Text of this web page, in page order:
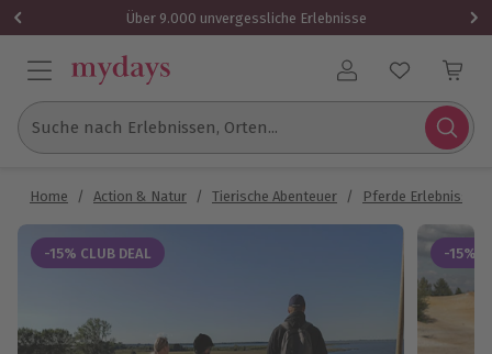
Über 9.000 unvergessliche Erlebnisse
Benutzerkonto
Suche nach Erlebnissen, Orten...
Home / Action & Natur / Tierische Abenteuer / Pferde Erlebnisse
-15% CLUB DEAL -15%